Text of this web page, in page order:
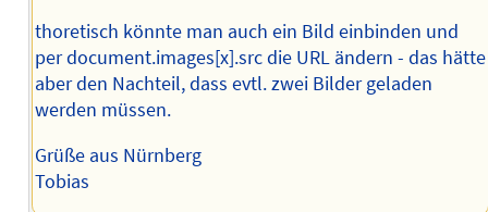
thoretisch könnte man auch ein Bild einbinden und
per document.images[x].src die URL ändern - das hätte
aber den Nachteil, dass evtl. zwei Bilder geladen
werden müssen.
Grüße aus Nürnberg
Tobias